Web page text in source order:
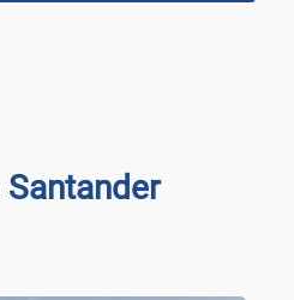
Santander